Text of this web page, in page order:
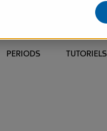
PERIODS TUTORIELS